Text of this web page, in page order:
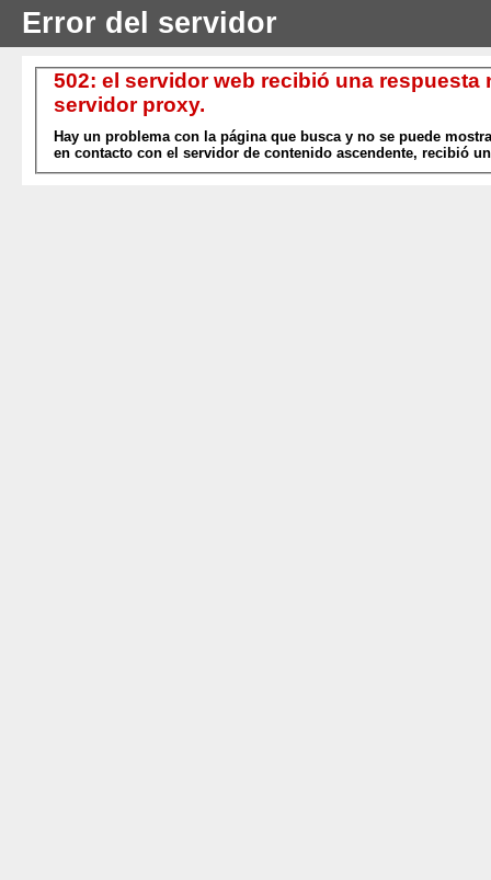
Error del servidor
502: el servidor web recibió una
servidor proxy.
Hay un problema con la página que busca y no se puede
en contacto con el servidor de contenido ascendente, recibió